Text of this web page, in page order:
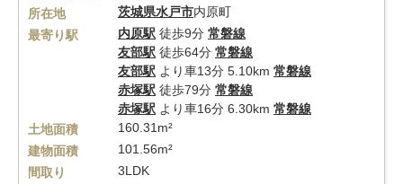
所在地 茨城県水戸市内原町
最寄り駅
内原駅 徒歩9分 常磐線
友部駅 徒歩64分 常磐線
友部駅 より車13分 5.10km 常磐線
赤塚駅 徒歩79分 常磐線
赤塚駅 より車16分 6.30km 常磐線
土地面積
160.31m²
建物面積
101.56m²
間取り
3LDK